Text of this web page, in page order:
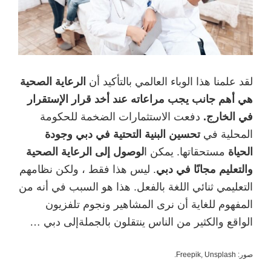
لقد علمنا هذا الوباء العالمي بالتأكيد أن الرعاية الصحية
هي أهم جانب يجب مراعاته عند أخد قرار الإستقرار
في الخارج. دفعت الاستثمارات الضخمة للحكومة
المحلية في تحسين البنية التحتية في دبي وجودة
الحياة مستحقاتها. يمكن ا لوصول إلى الرعاية الصحية
والتعليم مجانًا في دبي. ليس هذا فقط ، ولكن نظامهم
التعليمي ثنائي اللغة بالفعل. هذا هو السبب في أنه من
المفهوم للغاية أن نرى المشاهير ونجوم تلفزيون
الواقع والكثير من الناس ينتقلون بالجملةإلى دبي …
صور: Freepik, Unsplash.